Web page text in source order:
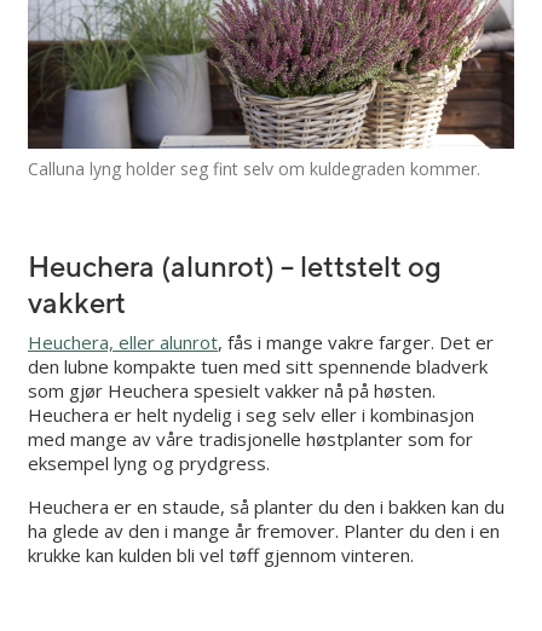
Calluna lyng holder seg fint selv om kuldegraden kommer.
Heuchera (alunrot) – lettstelt og
vakkert
Heuchera, eller alunrot, fås i mange vakre farger. Det er
den lubne kompakte tuen med sitt spennende bladverk
som gjør Heuchera spesielt vakker nå på høsten.
Heuchera er helt nydelig i seg selv eller i kombinasjon
med mange av våre tradisjonelle høstplanter som for
eksempel lyng og prydgress.
Heuchera er en staude, så planter du den i bakken kan du
ha glede av den i mange år fremover. Planter du den i en
krukke kan kulden bli vel tøff gjennom vinteren.